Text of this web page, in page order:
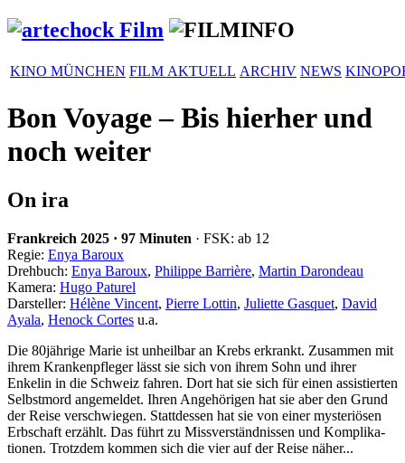
KINO MÜNCHEN FILM AKTUELL ARCHIV NEWS
Bon Voyage – Bis hierher und
noch weiter
On ira
Frankreich 2025 · 97 Minuten · FSK: ab 12
Regie: Enya Baroux
Drehbuch: Enya Baroux, Philippe Barrière, Martin Darondeau
Kamera: Hugo Paturel
Darsteller: Hélène Vincent, Pierre Lottin, Juliette Gasquet, David
Ayala, Henock Cortes u.a.
Die 80jährige Marie ist unheilbar an Krebs erkrankt. Zusammen mit
ihrem Kran­ken­pfleger lässt sie sich von ihrem Sohn und ihrer
Enkelin in die Schweiz fahren. Dort hat sie sich für einen assis­tierten
Selbst­mord ange­meldet. Ihren Angehö­rigen hat sie aber den Grund
der Reise verschwiegen. Statt­dessen hat sie von einer myste­riösen
Erbschaft erzählt. Das führt zu Miss­ver­s­tänd­nissen und Kompli­ka­
tionen. Trotzdem kommen sich die vier auf der Reise näher...